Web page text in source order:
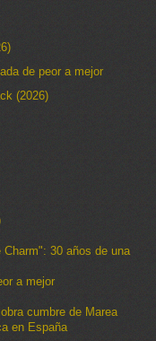
de peor a mejor
(2026)
30 años de una
a mejor
cumbre de Marea
en España